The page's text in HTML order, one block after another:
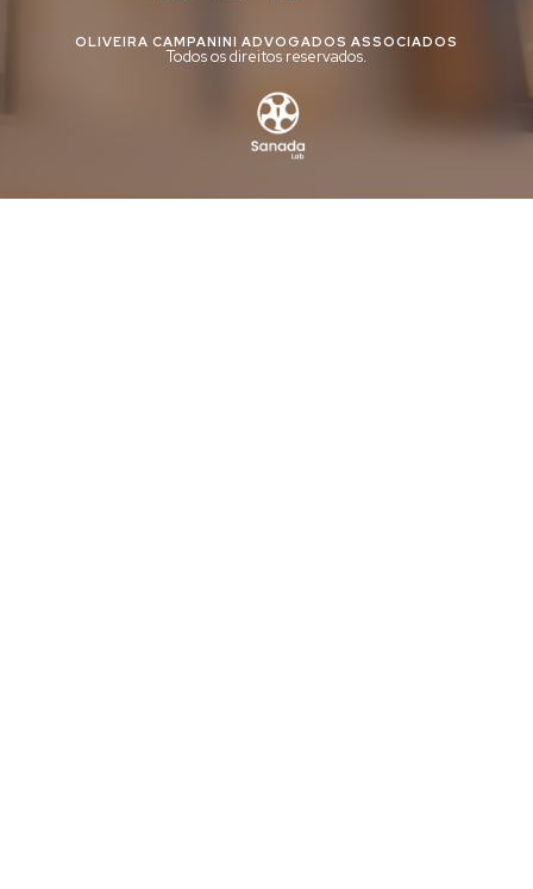
OLIVEIRA CAMPANINI ADVOGADOS ASSOCIADOS
Todos os direitos reservados.